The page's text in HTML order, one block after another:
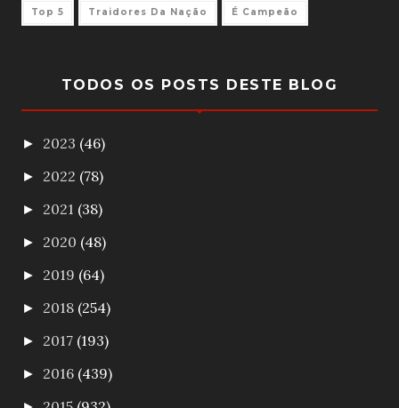
Top 5 Traidores Da Nação É Campeão
TODOS OS POSTS DESTE BLOG
► 2023 (46)
► 2022 (78)
► 2021 (38)
► 2020 (48)
► 2019 (64)
► 2018 (254)
► 2017 (193)
► 2016 (439)